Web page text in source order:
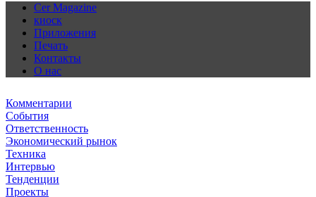
Cer Magazine
киоск
Приложения
Печать
Контакты
О нас
Комментарии
События
Ответственность
Экономический рынок
Техника
Интервью
Тенденции
Проекты